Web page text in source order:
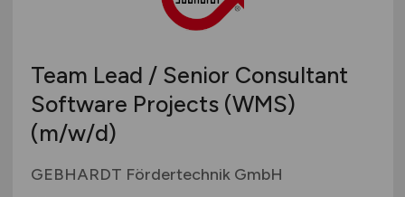
Team Lead / Senior Consultant
Software Projects (WMS)
(m/w/d)
GEBHARDT Fördertechnik GmbH